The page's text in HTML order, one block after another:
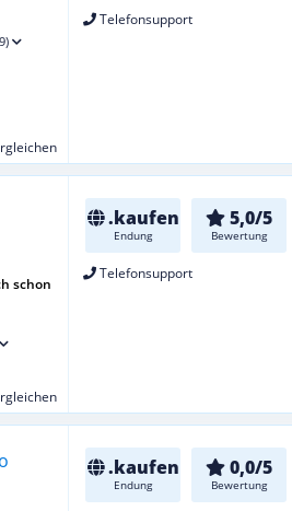
Telefonsupport
.kaufen
Endung
5,0/5
Bewertung
Telefonsupport
schon
.kaufen
Endung
0,0/5
Bewertung